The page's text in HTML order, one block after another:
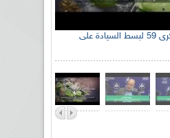
الإذاعة الجزائرية تحي الذكرى 59 لبسط السيادة على